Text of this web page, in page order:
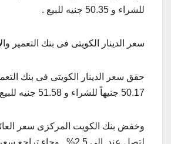
للشراء و 50.35 جنيه للبيع .
سعر الدينار الكويتى فى بنك التعمير
حقق سعر الدينار الكويتى فى بنك
50.17 جنيهاً للشراء و 51.58 جنيه للبيع .